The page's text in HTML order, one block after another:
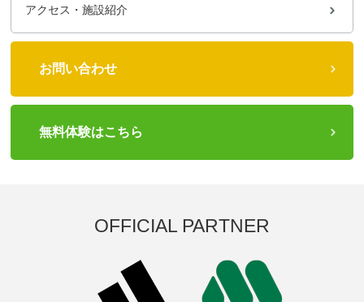
アクセス・施設紹介
お問い合わせ
無料体験はこちら
OFFICIAL PARTNER